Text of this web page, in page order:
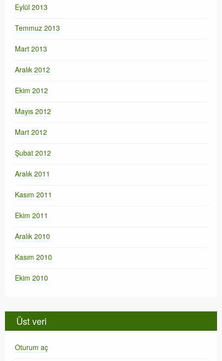
Eylül 2013
Temmuz 2013
Mart 2013
Aralık 2012
Ekim 2012
Mayıs 2012
Mart 2012
Şubat 2012
Aralık 2011
Kasım 2011
Ekim 2011
Aralık 2010
Kasım 2010
Ekim 2010
Üst veri
Oturum aç